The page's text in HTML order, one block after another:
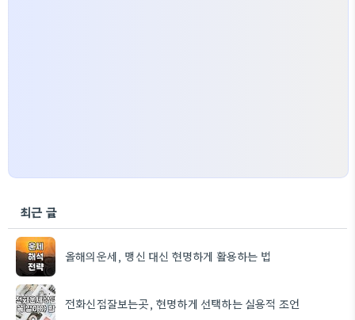
최근 글
올해의운세, 맹신 대신 현명하게 활용하는 법
전화신점잘보는곳, 현명하게 선택하는 실용적 조언